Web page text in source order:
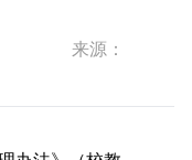
来源：